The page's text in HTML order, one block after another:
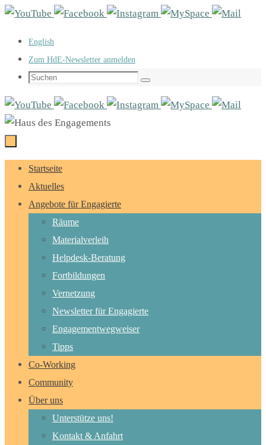
Zum
springen
English
Zum HdE-Newsletter anmelden
Suchen
Suchen
Zum
Inhalt
springen
Startseite
Aktuelles
Angebote für Engagierte
Räume
Materialverleih
Helpdesk-Beratung
Fortbildungen
Vernetzung
Newsletter für Engagierte
Engagementwegweiser
Tipps
Co-Working
Community
Über uns
Unterstütze uns!
Kontakt & Anfahrt